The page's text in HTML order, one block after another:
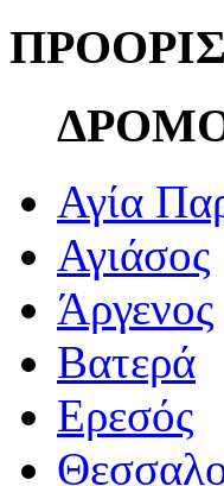
Αγία
Αγιάσος
Άργενος
Βατερά
Ερεσός